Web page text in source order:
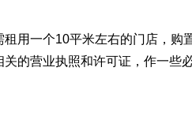
用一个10平米左右的门店，购
的营业执照和许可证，作一些